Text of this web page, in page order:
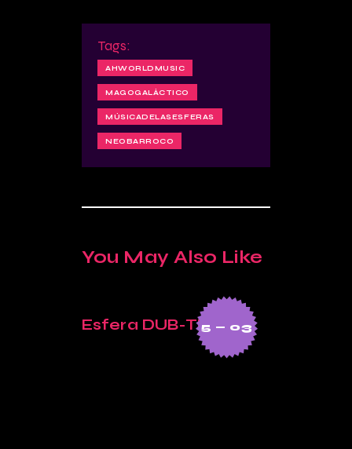
Tags:
AHWORLDMUSIC
MAGOGALÁCTICO
MÚSICADELASESFERAS
NEOBARROCO
You May Also Like
5 — 03
Esfera DUB-TECNO